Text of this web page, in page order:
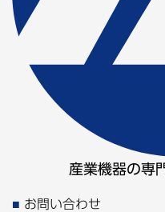
産業機器の専
お問い合わせ